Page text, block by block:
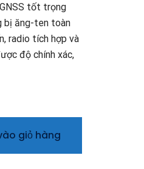
tốt trọng
bị ăng-ten toàn
radio tích hợp và
độ chính xác,
giỏ hàng